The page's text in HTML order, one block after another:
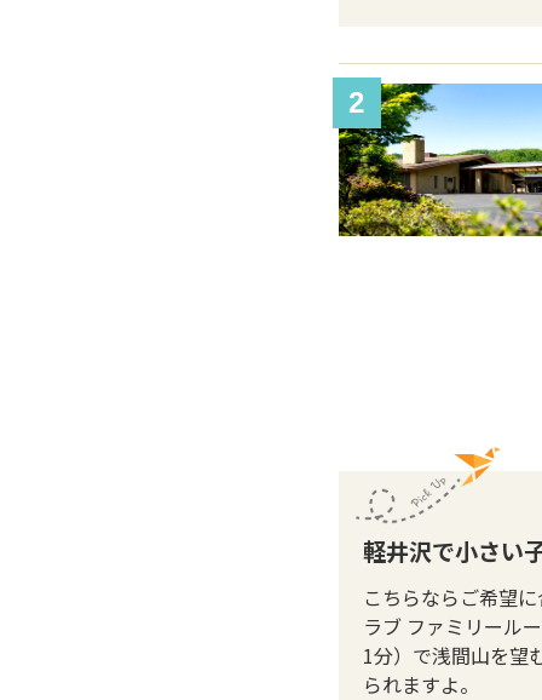
2
軽井沢で小さい
こちらならご希望
ラブ ファミリール
1分）で浅間山を望
られますよ。